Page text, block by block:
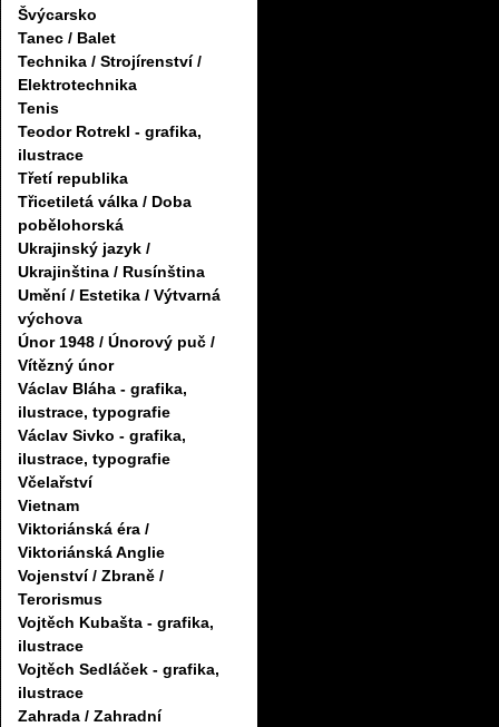
Švýcarsko
Tanec / Balet
Technika / Strojírenství /
Elektrotechnika
Tenis
Teodor Rotrekl - grafika,
ilustrace
Třetí republika
Třicetiletá válka / Doba
pobělohorská
Ukrajinský jazyk /
Ukrajinština / Rusínština
Umění / Estetika / Výtvarná
výchova
Únor 1948 / Únorový puč /
Vítězný únor
Václav Bláha - grafika,
ilustrace, typografie
Václav Sivko - grafika,
ilustrace, typografie
Včelařství
Vietnam
Viktoriánská éra /
Viktoriánská Anglie
Vojenství / Zbraně /
Terorismus
Vojtěch Kubašta - grafika,
ilustrace
Vojtěch Sedláček - grafika,
ilustrace
Zahrada / Zahradní